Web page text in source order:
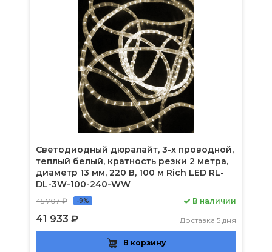
Светодиодный дюралайт, 3-х проводной,
теплый белый, кратность резки 2 метра,
диаметр 13 мм, 220 В, 100 м Rich LED RL-
DL-3W-100-240-WW
45 707 ₽ -9%
41 933 ₽
В наличии
Доставка 5 дня
В корзину